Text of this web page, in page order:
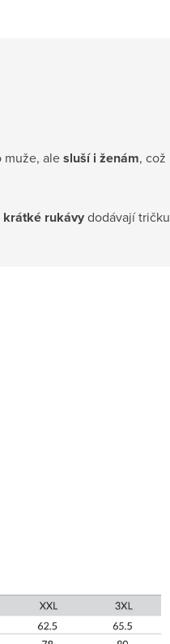
muže, alesluší i ženám, což
krátké rukávydodávají tričku